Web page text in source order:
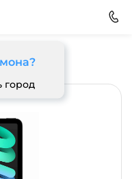
город
(2024)